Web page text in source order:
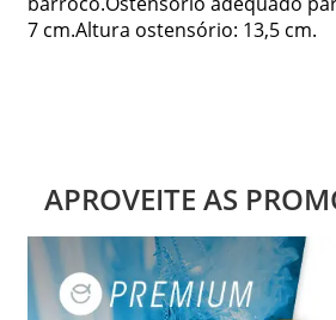
7 cm.Altura ostensório: 13,5 cm.
APROVEITE AS